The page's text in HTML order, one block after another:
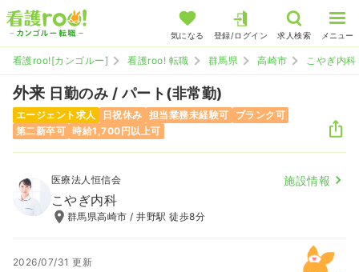
気になる 登録/ログイン 求人検索 メニュー
看護roo![カンゴルー] 看護roo! 転職 群馬県 高崎市 こやぎ内科
外来 日勤のみ / パート(非常勤)
エージェント求人 日祝休み 担当業務未経験可
ブランク可
第二新卒可 時給1,700円以上可
医療法人恒信会 施設情報
こやぎ内科
群馬県高崎市 / 井野駅 徒歩8分
2026/07/31 更新